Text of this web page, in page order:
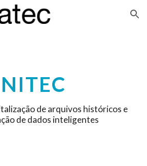
Skip to navigation
NITEC
de arquivos históricos e
de dados inteligentes